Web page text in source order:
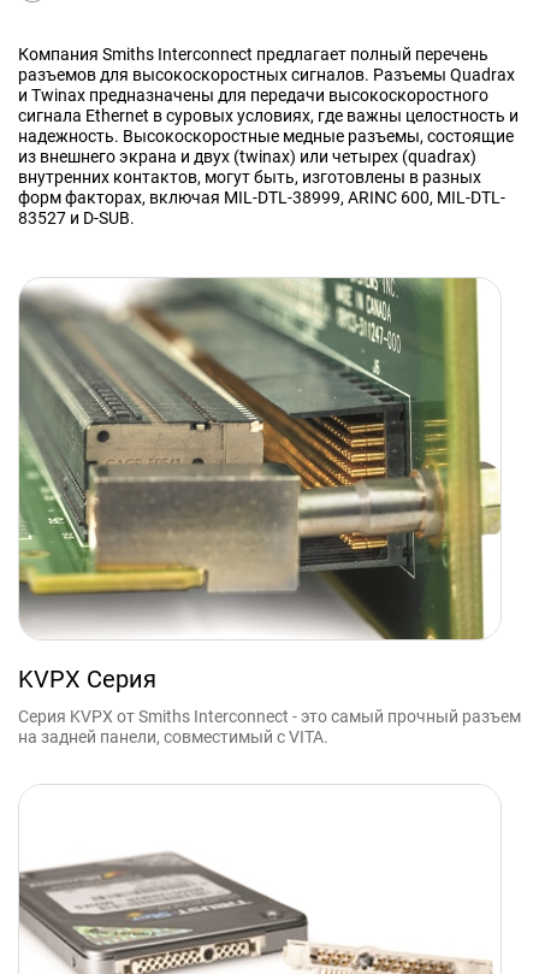
Компания Smiths Interconnect предлагает полный перечень
разъемов для высокоскоростных сигналов. Разъемы Quadrax
и Twinax предназначены для передачи высокоскоростного
сигнала Ethernet в суровых условиях, где важны целостность и
надежность. Высокоскоростные медные разъемы, состоящие
из внешнего экрана и двух (twinax) или четырех (quadrax)
внутренних контактов, могут быть, изготовлены в разных
форм факторах, включая MIL-DTL-38999, ARINC 600, MIL-DTL-
83527 и D-SUB.
KVPX Серия
Серия KVPX от Smiths Interconnect - это самый прочный разъем
на задней панели, совместимый с VITA.